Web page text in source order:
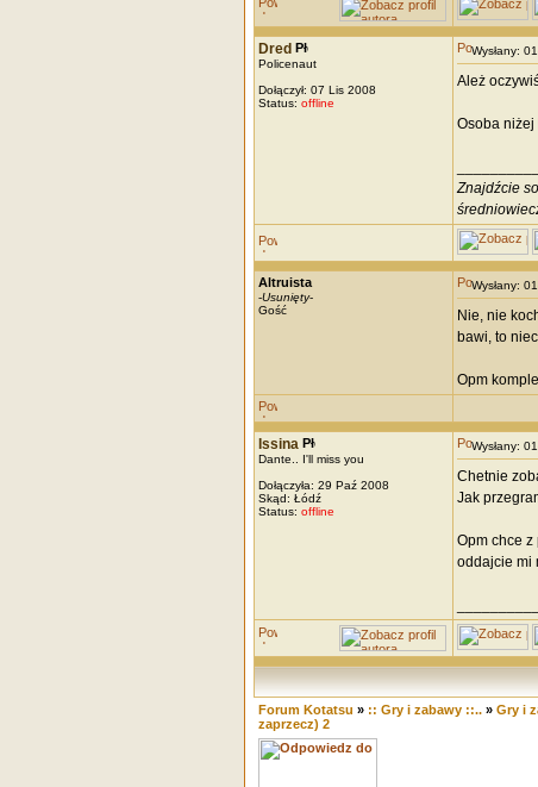
Dred
Policenaut
Dołączył: 07 Lis 2008
Status: offline
Wysłany:
Ależ
Osoba niżej
Znajdźcie
Altruista
-Usunięty-
Gość
Wysłany:
Nie, nie
bawi, to
Opm
Issina
Dante.. I'll miss you
Dołączyła: 29 Paź 2008
Skąd: Łódź
Status: offline
Wysłany:
Chetnie
Jak
Opm chce z
oddajcie mi
Forum Kotatsu » :: Gry i zabawy ::..» Gry i
zaprzecz) 2